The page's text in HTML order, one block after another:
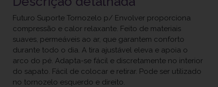
Futuro Suporte Tornozelo p/ Envolver proporciona
compressão e calor relaxante. Feito de materiais
suaves, permeáveis ao ar, que garantem conforto
durante todo o dia. A tira ajustável eleva e apoia o
arco do pé. Adapta-se fácil e discretamente no interior
do sapato. Fácil de colocar e retirar. Pode ser utilizado
no tornozelo esquerdo e direito.